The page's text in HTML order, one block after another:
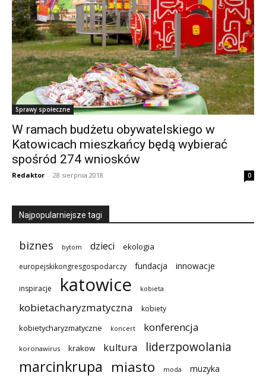
Sprawy społeczne
W ramach budżetu obywatelskiego w
Katowicach mieszkańcy będą wybierać
spośród 274 wniosków
Redaktor - 28 sierpnia 2018 0
Najpopularniejsze tagi
biznes bytom dzieci ekologia
europejskikongresgospodarczy fundacja innowacje
inspiracje katowice kobieta
kobietacharyzmatyczna kobiety
kobietycharyzmatyczne koncert konferencja
koronawirus krakow kultura liderzpowolania
marcinkrupa miasto moda muzyka